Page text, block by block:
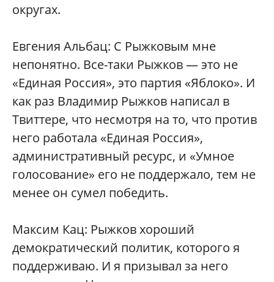
округах.
Евгения Альбац: С Рыжковым мне
непонятно. Все-таки Рыжков — это не
«Единая Россия», это партия «Яблоко». И
как раз Владимир Рыжков написал в
Твиттере, что несмотря на то, что против
него работала «Единая Россия»,
административный ресурс, и «Умное
голосование» его не поддержало, тем не
менее он сумел победить.
Максим Кац: Рыжков хороший
демократический политик, которого я
поддерживаю. И я призывал за него